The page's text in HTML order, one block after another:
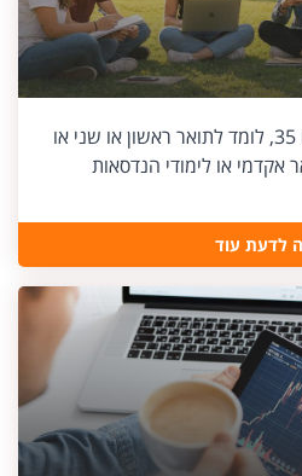
מתאים למי שטרם מלאו לו 35, לומד לתואר ראשון או שני או
אקדמי או לימודי הנדסאות
לדעת עוד